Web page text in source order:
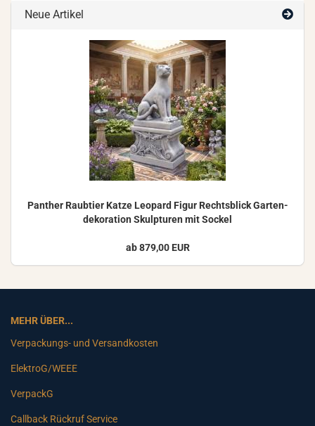
Neue Artikel
Pan­ther Raub­tier Katze Leo­pard Figur Rechts­blick Gar­ten­
de­ko­ra­ti­on Skulp­tu­ren mit So­ckel
ab 879,00 EUR
MEHR ÜBER...
Verpackungs- und Versandkosten
ElektroG/WEEE
VerpackG
Callback Rückruf Service